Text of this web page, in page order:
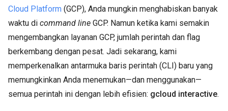
Cloud Platform (GCP), Anda mungkin menghabiskan banyak
waktu di command line GCP. Namun ketika kami semakin
mengembangkan layanan GCP, jumlah perintah dan flag
berkembang dengan pesat. Jadi sekarang, kami
memperkenalkan antarmuka baris perintah (CLI) baru yang
memungkinkan Anda menemukan—dan menggunakan—
semua perintah ini dengan lebih efisien: gcloud interactive.